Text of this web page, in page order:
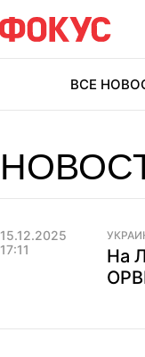
ВСЕ
15.12.2025
17:11
На